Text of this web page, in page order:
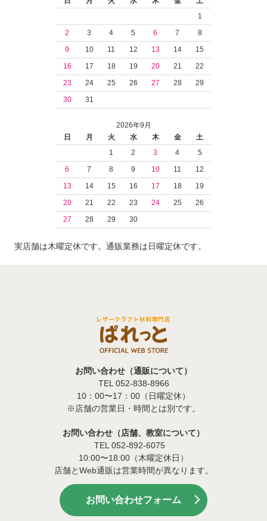
1
2
3 4 5 6 7
8
9
10 11 12 13 14
15
16
17 18 19 20 21
22
23
24 25 26 27 28
29
30
31
2026年9月
日
月 火 水 木 金
土
1
2 3 4
5
6
7 8 9 10 11
12
13
14 15 16 17 18
19
20
21 22 23 24 25
26
27
28 29 30
実店舗は木曜定休です。通販業務は日曜定休です。
お問い合わせ（通販について）
TEL 052-838-8966
10：00〜17：00（日曜定休）
※店舗の営業日・時間とは別です。
お問い合わせ（店舗、教室について）
TEL 052-892-6075
10:00〜18:00（木曜定休日）
店舗とWeb通販は営業時間が異なります。
お問い合わせフォーム